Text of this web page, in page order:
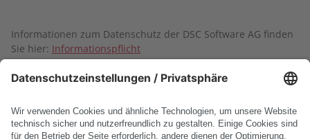
Informationen zum Datenschutz der DSC Software AG finden
Sie hier: Informationspflicht
Absenden